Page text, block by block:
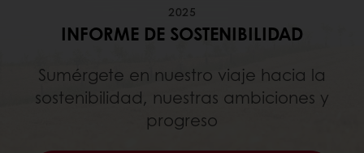
2025
INFORME DE SOSTENIBILIDAD
Sumérgete en nuestro viaje hacia la
sostenibilidad, nuestras ambiciones y
progreso